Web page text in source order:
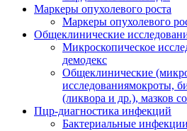
Маркеры опухолевого роста
Маркеры опухолевого
Общеклинические
Микроскопическое
демодекс
Общеклинические
исследованиямокроты,
(ликвора и др.), мазков
Пцр-диагностика инфекций
Бактериальные